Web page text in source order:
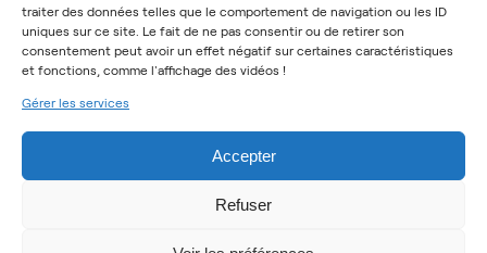
traiter des données telles que le comportement de navigation ou les ID
uniques sur ce site. Le fait de ne pas consentir ou de retirer son
consentement peut avoir un effet négatif sur certaines caractéristiques
et fonctions, comme l'affichage des vidéos !
Gérer les services
Accepter
Refuser
OSYR – Autres saisons
Notre Rendez-Vous
T’as 2 minutes
Politique de cookies (UE)